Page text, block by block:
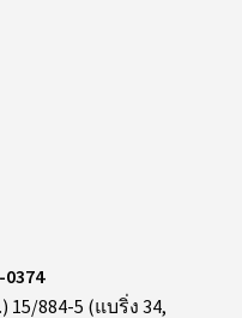
0374
15/884-5 (แบริ่ง 34,